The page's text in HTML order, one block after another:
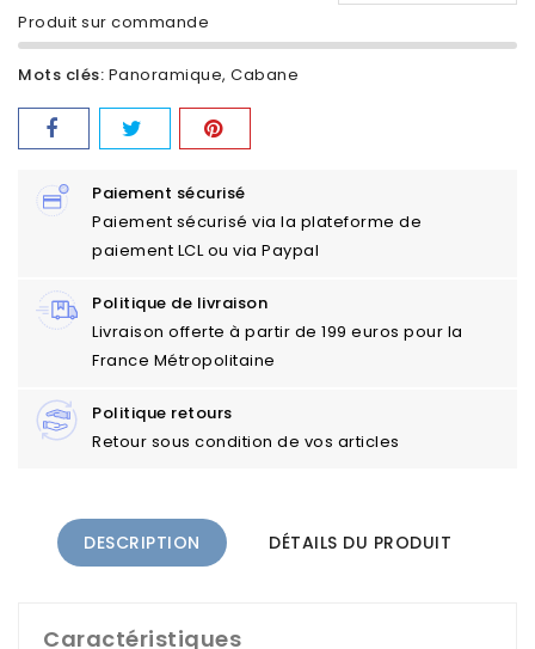
Produit sur commande
Mots clés: Panoramique Cabane
Paiement sécurisé
Paiement sécurisé via la plateforme de
paiement LCL ou via Paypal
Politique de livraison
Livraison offerte à partir de 199 euros pour la
France Métropolitaine
Politique retours
Retour sous condition de vos articles
DESCRIPTION DÉTAILS DU PRODUIT
Caractéristiques